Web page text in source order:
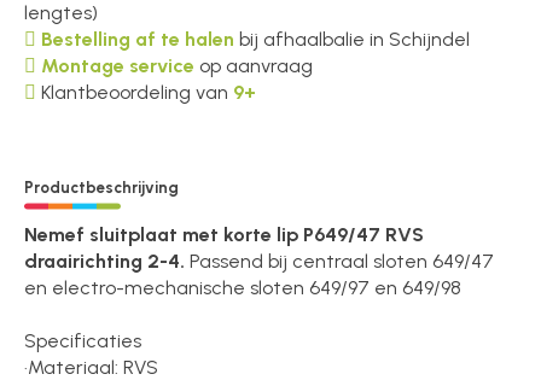
lengtes)
Bestelling af te halen bij afhaalbalie in Schijndel
Montage service op aanvraag
Klantbeoordeling van 9+
Productbeschrijving
Nemef sluitplaat met korte lip P649/47 RVS
draairichting 2-4. Passend bij centraal sloten 649/47
en electro-mechanische sloten 649/97 en 649/98
Specificaties
·Materiaal: RVS